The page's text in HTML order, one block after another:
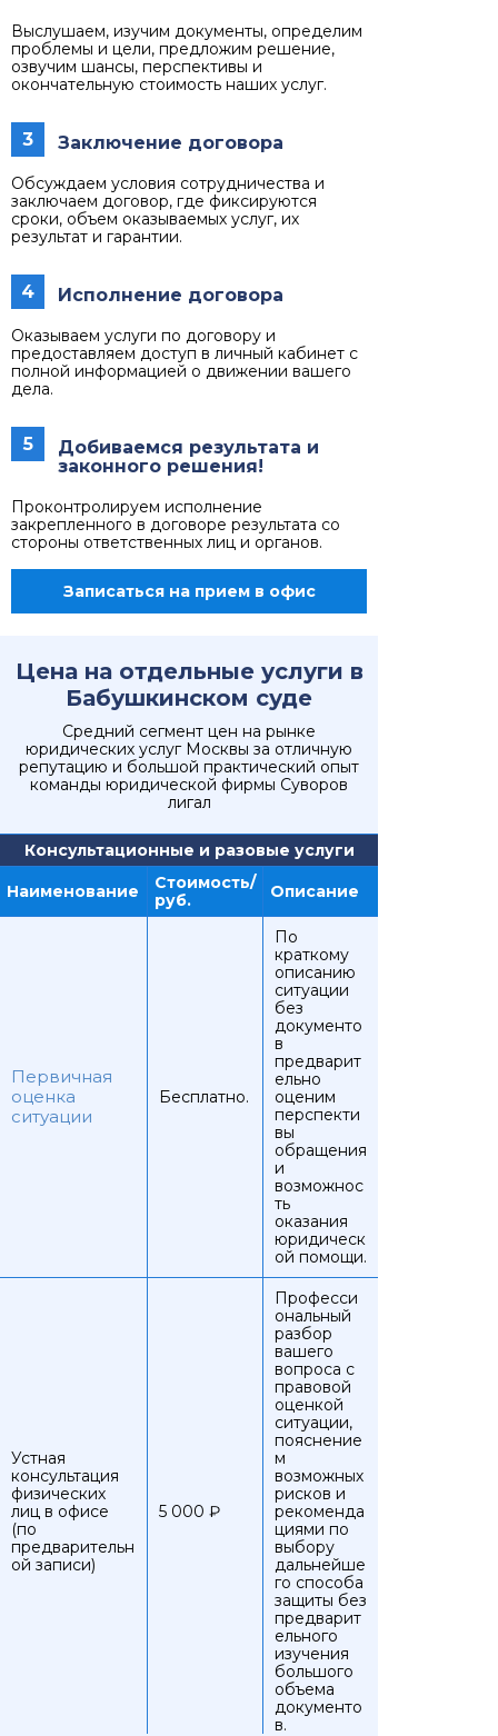
Выслушаем, изучим документы, определим
проблемы и цели, предложим решение,
озвучим шансы, перспективы и
окончательную стоимость наших услуг.
3 Заключение договора
Обсуждаем условия сотрудничества и
заключаем договор, где фиксируются
сроки, объем оказываемых услуг, их
результат и гарантии.
4 Исполнение договора
Оказываем услуги по договору и
предоставляем доступ в личный кабинет с
полной информацией о движении вашего
дела.
5
Добиваемся результата и
законного решения!
Проконтролируем исполнение
закрепленного в договоре результата со
стороны ответственных лиц и органов.
Записаться на прием в офис
Цена на отдельные услуги в
Бабушкинском суде
Средний сегмент цен на рынке
юридических услуг Москвы за отличную
репутацию и большой практический опыт
команды юридической фирмы Суворов
лигал
Консультационные и разовые услуги
Наименование
Стоимость/
руб.
Описание
Первичная
оценка
ситуации
Бесплатно.
По
краткому
описанию
ситуации
без
документо
в
предварит
ельно
оценим
перспекти
вы
обращения
и
возможнос
ть
оказания
юридическ
ой помощи.
Устная
консультация
физических
лиц в офисе
(по
предварительн
ой записи)
5 000 ₽
Професси
ональный
разбор
вашего
вопроса с
правовой
оценкой
ситуации,
пояснение
м
возможных
рисков и
рекоменда
циями по
выбору
дальнейше
го способа
защиты без
предварит
ельного
изучения
большого
объема
документо
в.